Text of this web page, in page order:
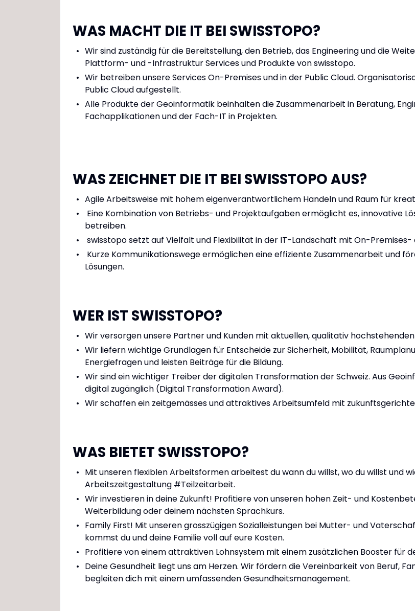
WAS MACHT DIE IT BEI SWISSTOPO?
Wir sind zuständig für die Bereitstellung, den Betrieb, das Engineering und die
Plattform- und -Infrastruktur Services und Produkte von swisstopo.
Wir betreiben unsere Services On-Premises und in der Public Cloud.
Public Cloud aufgestellt.
Alle Produkte der Geoinformatik beinhalten die Zusammenarbeit in Beratung,
Fachapplikationen und der Fach-IT in Projekten.
WAS ZEICHNET DIE IT BEI SWISSTOPO AUS?
Agile Arbeitsweise mit hohem eigenverantwortlichem Handeln und Raum für
Eine Kombination von Betriebs- und Projektaufgaben ermöglicht es, innovative
betreiben.
swisstopo setzt auf Vielfalt und Flexibilität in der IT-Landschaft mit On-Premises-
Kurze Kommunikationswege ermöglichen eine effiziente Zusammenarbeit und
Lösungen.
WER IST SWISSTOPO?
Wir versorgen unsere Partner und Kunden mit aktuellen, qualitativ
Wir liefern wichtige Grundlagen für Entscheide zur Sicherheit, Mobilität,
Energiefragen und leisten Beiträge für die Bildung.
Wir sind ein wichtiger Treiber der digitalen Transformation der Schweiz. Aus
digital zugänglich (Digital Transformation Award).
Wir schaffen ein zeitgemässes und attraktives Arbeitsumfeld mit
WAS BIETET SWISSTOPO?
Mit unseren flexiblen Arbeitsformen arbeitest du wann du willst, wo du willst und
Arbeitszeitgestaltung #Teilzeitarbeit.
Wir investieren in deine Zukunft! Profitiere von unseren hohen Zeit- und
Weiterbildung oder deinem nächsten Sprachkurs.
Family First! Mit unseren grosszügigen Sozialleistungen bei Mutter- und
kommst du und deine Familie voll auf eure Kosten.
Profitiere von einem attraktiven Lohnsystem mit einem zusätzlichen Booster für
Deine Gesundheit liegt uns am Herzen. Wir fördern die Vereinbarkeit von Beruf,
begleiten dich mit einem umfassenden Gesundheitsmanagement.